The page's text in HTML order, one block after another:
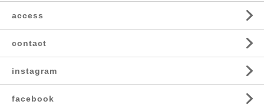
access
contact
instagram
facebook